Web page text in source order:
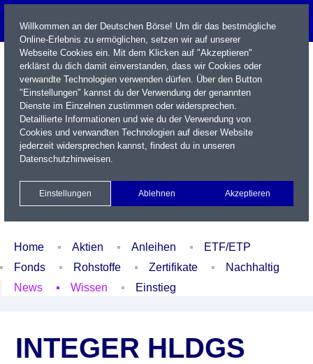
Name / WKN / ISIN / Kürzel
Xetra Realtime
Watchlist Portfolio Login
Home Aktien Anleihen
ETF/ETP
Fonds
Rohstoffe Zertifikate
Nachhaltig
News
Wissen Einstieg
INTEGER HLDGS
Willkommen an der Deutschen Börse! Um dir das bestmögliche
Online-Erlebnis zu ermöglichen, setzen wir auf unserer
Webseite Cookies ein. Mit dem Klicken auf "Akzeptieren"
erklärst du dich damit einverstanden, dass wir Cookies oder
verwandte Technologien verwenden dürfen. Über den Button
"Einstellungen" kannst du der Verwendung der genannten
Dienste im Einzelnen zustimmen oder widersprechen.
Detaillierte Informationen und wie du der Verwendung von
Cookies und verwandten Technologien auf dieser Website
jederzeit widersprechen kannst, findest du in unseren
Datenschutzhinweisen.
Einstellungen Ablehnen Akzeptieren